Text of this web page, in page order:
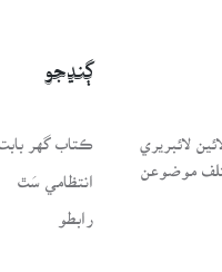
لائبريري
کان مختلف موضوعن
ڳنڍجو
ڪتاب گهر بابت
انتظامي سَٿ
رابطو